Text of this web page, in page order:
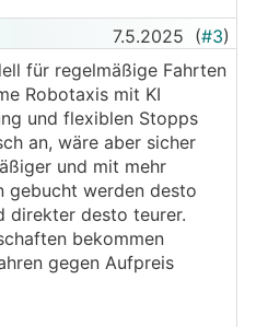
7.5.2025 (#3)
für regelmäßige Fahrten
Robotaxis mit KI
und flexiblen Stopps
an, wäre aber sicher
und mit mehr
gebucht werden desto
direkter desto teurer.
bekommen
gegen Aufpreis